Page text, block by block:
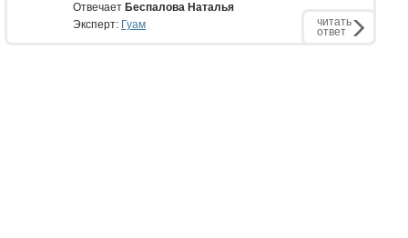
Отвечает Беспалова Наталья
Эксперт: Гуам читать
ответ